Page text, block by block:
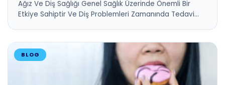
Ağız Ve Diş Sağlığı Genel Sağlık Üzerinde Önemli Bir
Etkiye Sahiptir Ve Diş Problemleri Zamanında Tedavi…
BLOG